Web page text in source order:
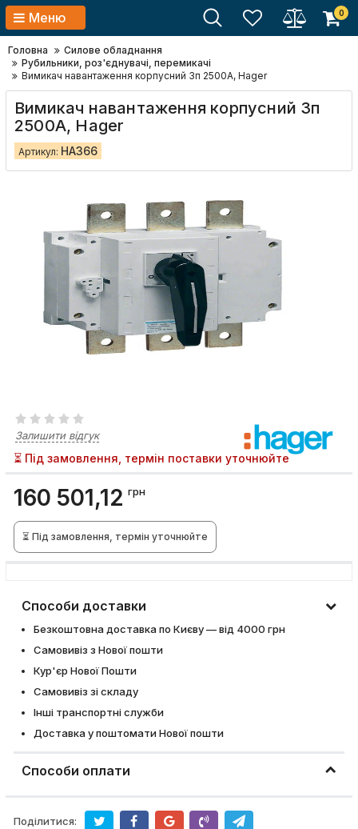
Меню 0
Головна
Силове обладнання
Рубильники, роз'єднувачі, перемикачі
Вимикач навантаження корпусний 3п 2500А, Hager
Вимикач навантаження корпусний 3п
2500А, Hager
Артикул: HA366
Залишити відгук
⏳ Під замовлення, термін поставки уточнюйте
160 501,12 грн
⏳ Під замовлення, термін уточнюйте
Способи доставки
Безкоштовна доставка по Києву — від 4000 грн
Самовивіз з Нової пошти
Кур'єр Нової Пошти
Самовивіз зі складу
Інші транспортні служби
Доставка у поштомати Нової пошти
Способи оплати
Поділитися: